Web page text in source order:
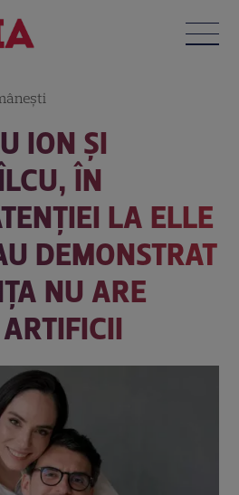
ION ȘI
ÎN
LA ELLE
DEMONSTRAT
NU ARE